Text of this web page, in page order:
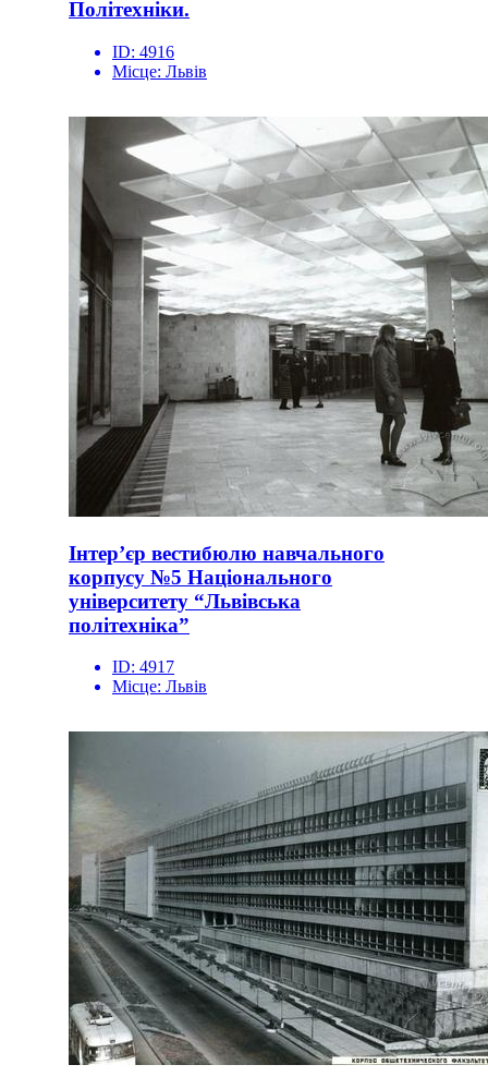
Політехніки.
ID: 4916
Місце: Львів
Інтер’єр вестибюлю навчального
корпусу №5 Національного
університету “Львівська
політехніка”
ID: 4917
Місце: Львів